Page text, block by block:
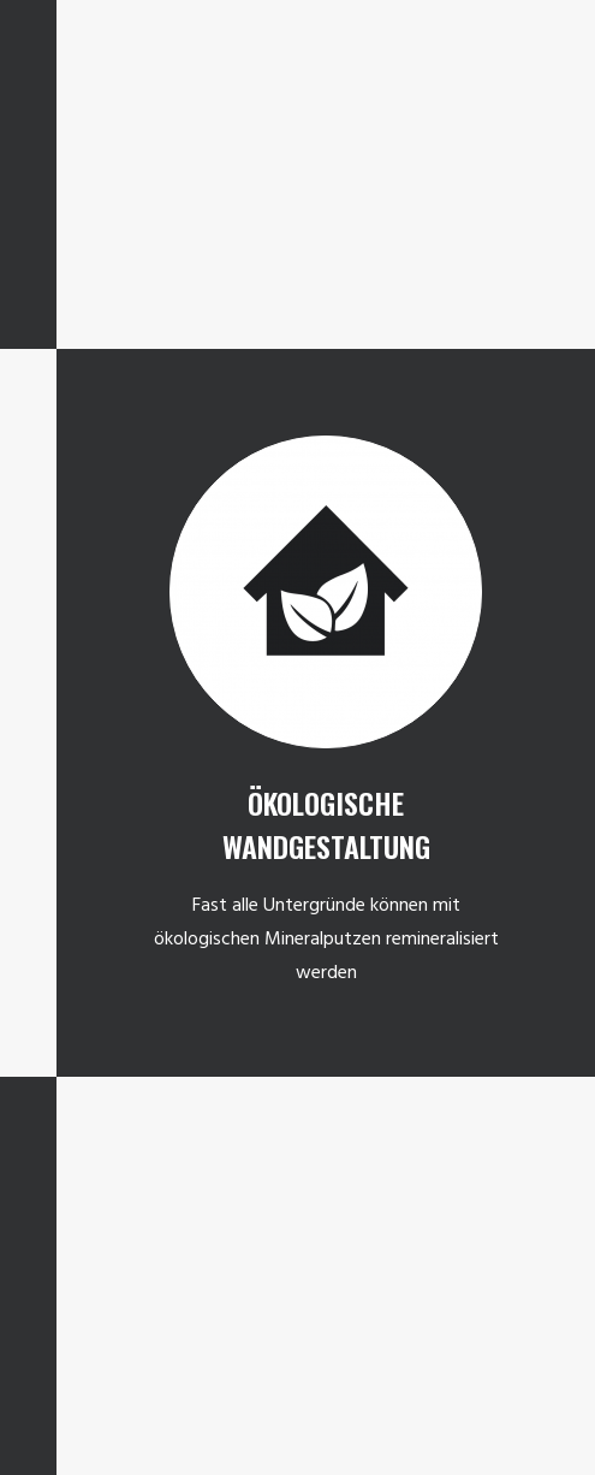
ÖKOLOGISCHE
WANDGESTALTUNG
Fast alle Untergründe können mit
ökologischen Mineralputzen remineralisiert
werden